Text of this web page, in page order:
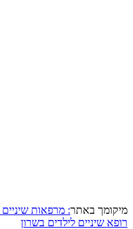
באתר: מרפאות שיניים
שיניים לילדים בשרון